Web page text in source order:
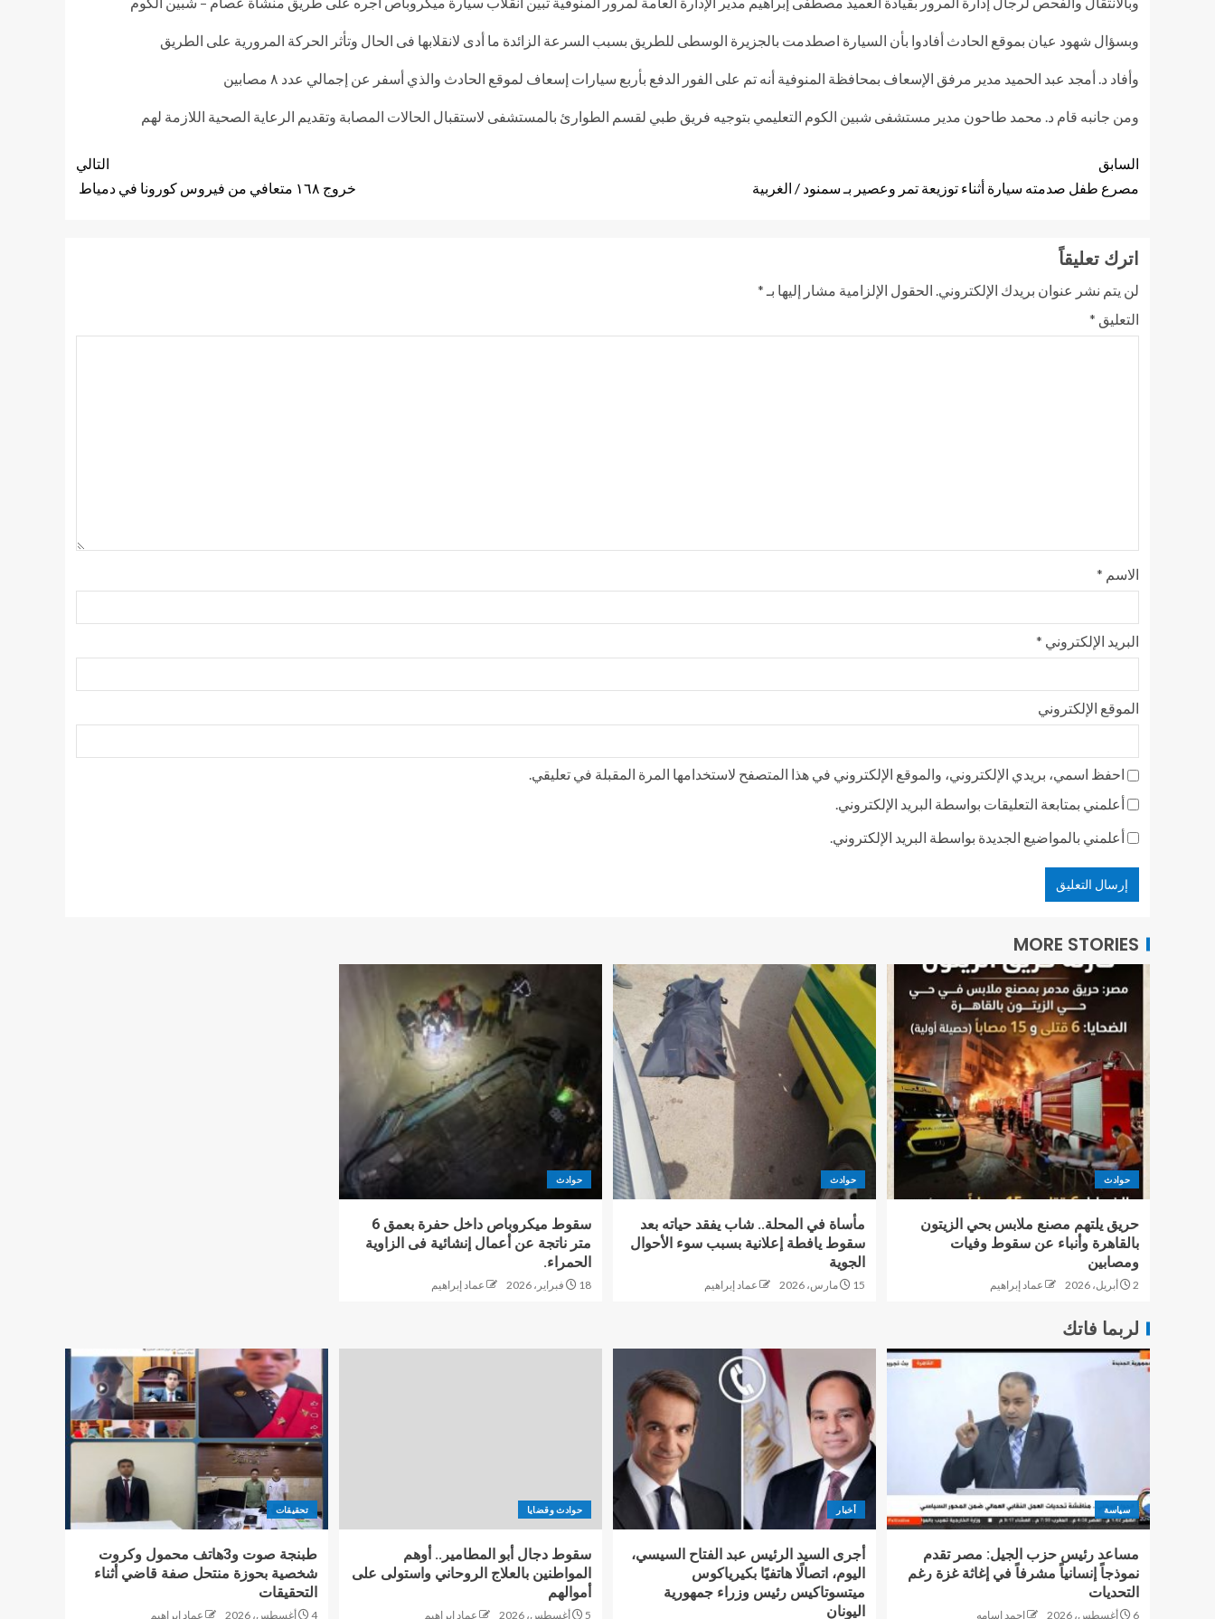
وبسؤال شهود عيان بموقع الحادث أفادوا بأن السيارة اصطدمت بالجزيرة الوسطى للطريق بسبب السرعة الزائدة ما أدى لانقلابها فى الحال وتأثر الحركة المرورية على الطريق
وأفاد د. أمجد عبد الحميد مدير مرفق الإسعاف بمحافظة المنوفية أنه تم على الفور الدفع بأربع سيارات إسعاف لموقع الحادث والذي أسفر عن إجمالي عدد ٨ مصابين
ومن جانبه قام د. محمد طاحون مدير مستشفى شبين الكوم التعليمي بتوجيه فريق طبي لقسم الطوارئ بالمستشفى لاستقبال الحالات المصابة وتقديم الرعاية الصحية اللازمة لهم
السابق
مصرع طفل صدمته سيارة أثناء توزيعة تمر وعصير بـ سمنود / الغربية
التالي
خروج ١٦٨ متعافي من فيروس كورونا في دمياط
اترك تعليقاً
لن يتم نشر عنوان بريدك الإلكتروني. الحقول الإلزامية مشار إليها بـ *
التعليق *
الاسم *
البريد الإلكتروني *
الموقع الإلكتروني
احفظ اسمي، بريدي الإلكتروني، والموقع الإلكتروني في هذا المتصفح لاستخدامها المرة المقبلة في تعليقي.
أعلمني بمتابعة التعليقات بواسطة البريد الإلكتروني.
أعلمني بالمواضيع الجديدة بواسطة البريد الإلكتروني.
MORE STORIES
حوادث
حريق يلتهم مصنع ملابس بحي الزيتون
بالقاهرة وأنباء عن سقوط وفيات
ومصابين
2 أبريل، 2026 عماد إبراهيم
حوادث
مأساة في المحلة.. شاب يفقد حياته بعد
سقوط يافطة إعلانية بسبب سوء الأحوال
الجوية
15 مارس، 2026 عماد إبراهيم
حوادث
سقوط ميكروباص داخل حفرة بعمق 6
متر ناتجة عن أعمال إنشائية فى الزاوية
الحمراء.
18 فبراير، 2026 عماد إبراهيم
لربما فاتك
سياسة
مساعد رئيس حزب الجيل: مصر تقدم
نموذجاً إنسانياً مشرفاً في إغاثة غزة رغم
التحديات
6 أغسطس، 2026 احمد اسامه
أخبار
أجرى السيد الرئيس عبد الفتاح السيسي،
اليوم، اتصالًا هاتفيًا بكيرياكوس
ميتسوتاكيس رئيس وزراء جمهورية
اليونان
حوادث وقضايا
سقوط دجال أبو المطامير.. أوهم
المواطنين بالعلاج الروحاني واستولى على
أموالهم
5 أغسطس، 2026 عماد إبراهيم
تحقيقات
طبنجة صوت و3هاتف محمول وكروت
شخصية بحوزة منتحل صفة قاضي أثناء
التحقيقات
4 أغسطس، 2026 عماد إبراهيم